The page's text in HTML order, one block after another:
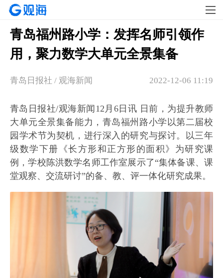
青岛福州路小学：发挥名师引领作
用，聚力数学大单元全景集备
2022-12-06 11:19
青岛日报社 / 观海新闻
青岛日报社/观海新闻12月6日讯 日前，为提升教师
大单元全景集备能力，青岛福州路小学以第二届校
园学术节为契机，进行深入的研究与探讨。以三年
级数学下册《长方形和正方形的面积》为研究课
例，学校陈洪数学名师工作室展示了“集体备课、课
堂观察、交流研讨”的备、教、评一体化研究成果。